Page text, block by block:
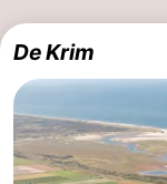
De Krim